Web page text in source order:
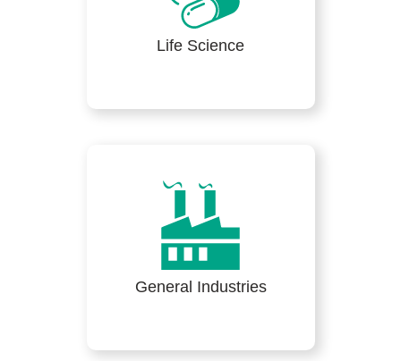
Life Science
General Industries